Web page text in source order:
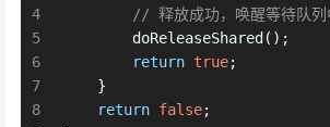
4
5
6
7
8
// 释放成功，唤醒等待队列
        doReleaseShared();
return true;
    }
return false;